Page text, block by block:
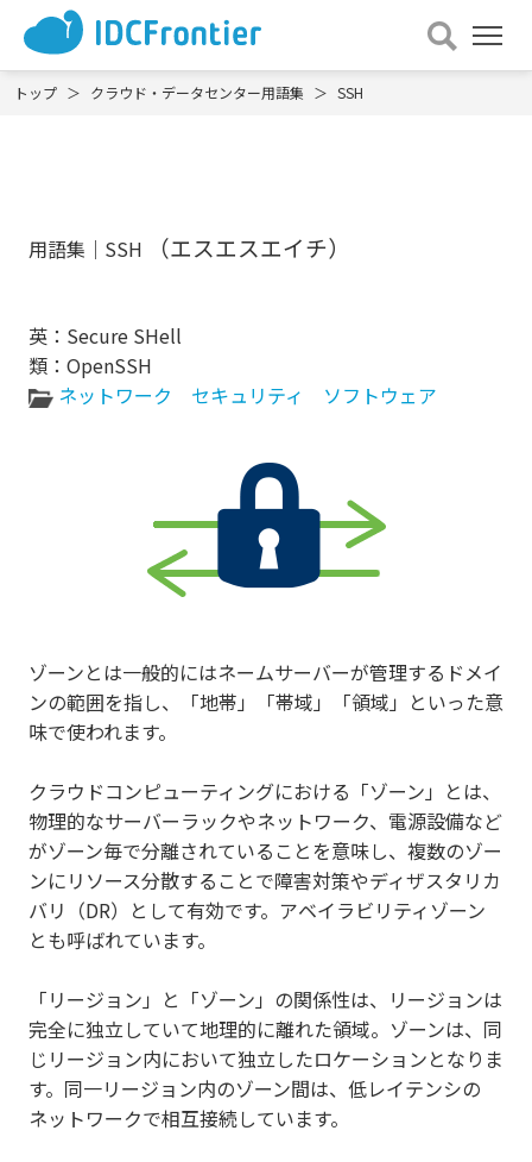
メ
ニュー
トップ クラウド・データセンター用語集 SSH
用語集｜SSH （エスエスエイチ）
英：Secure SHell
類：OpenSSH
ネットワーク セキュリティ ソフトウェア
ゾーンとは一般的にはネームサーバーが管理するドメイ
ンの範囲を指し、「地帯」「帯域」「領域」といった意
味で使われます。
クラウドコンピューティングにおける「ゾーン」とは、
物理的なサーバーラックやネットワーク、電源設備など
がゾーン毎で分離されていることを意味し、複数のゾー
ンにリソース分散することで障害対策やディザスタリカ
バリ（DR）として有効です。アベイラビリティゾーン
とも呼ばれています。
「リージョン」と「ゾーン」の関係性は、リージョンは
完全に独立していて地理的に離れた領域。ゾーンは、同
じリージョン内において独立したロケーションとなりま
す。同一リージョン内のゾーン間は、低レイテンシの
ネットワークで相互接続しています。